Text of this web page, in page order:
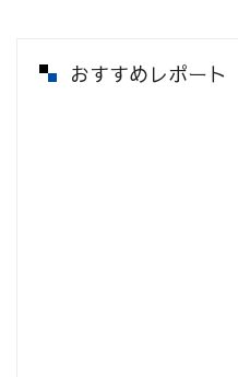
おすすめレポート